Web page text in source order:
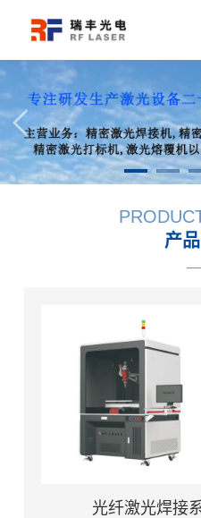
产
光纤激光焊接